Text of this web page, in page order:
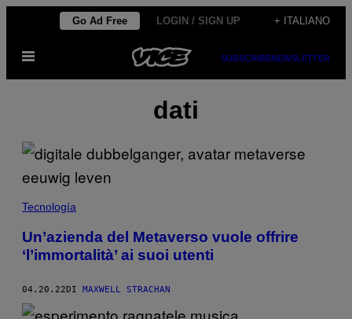
contenuto
Go Ad Free LOGIN / SIGN UP + ITALIANO
Apri
menu
SUBSCRIBENEWSLETTER
dati
Tecnología
Un’azienda del Metaverso vuole offrire
‘l’immortalità’ ai suoi utenti
04.20.22 DI MAXWELL STRACHAN